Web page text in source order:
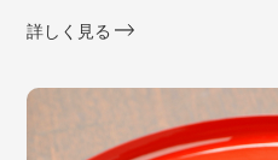
詳しく見る